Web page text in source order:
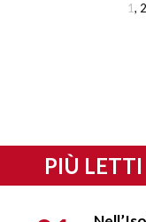
1 2
PIÙ LETTI